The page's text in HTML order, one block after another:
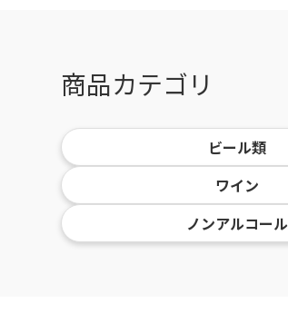
商品カテゴリ
ビール類
ワイン
ノンアルコール